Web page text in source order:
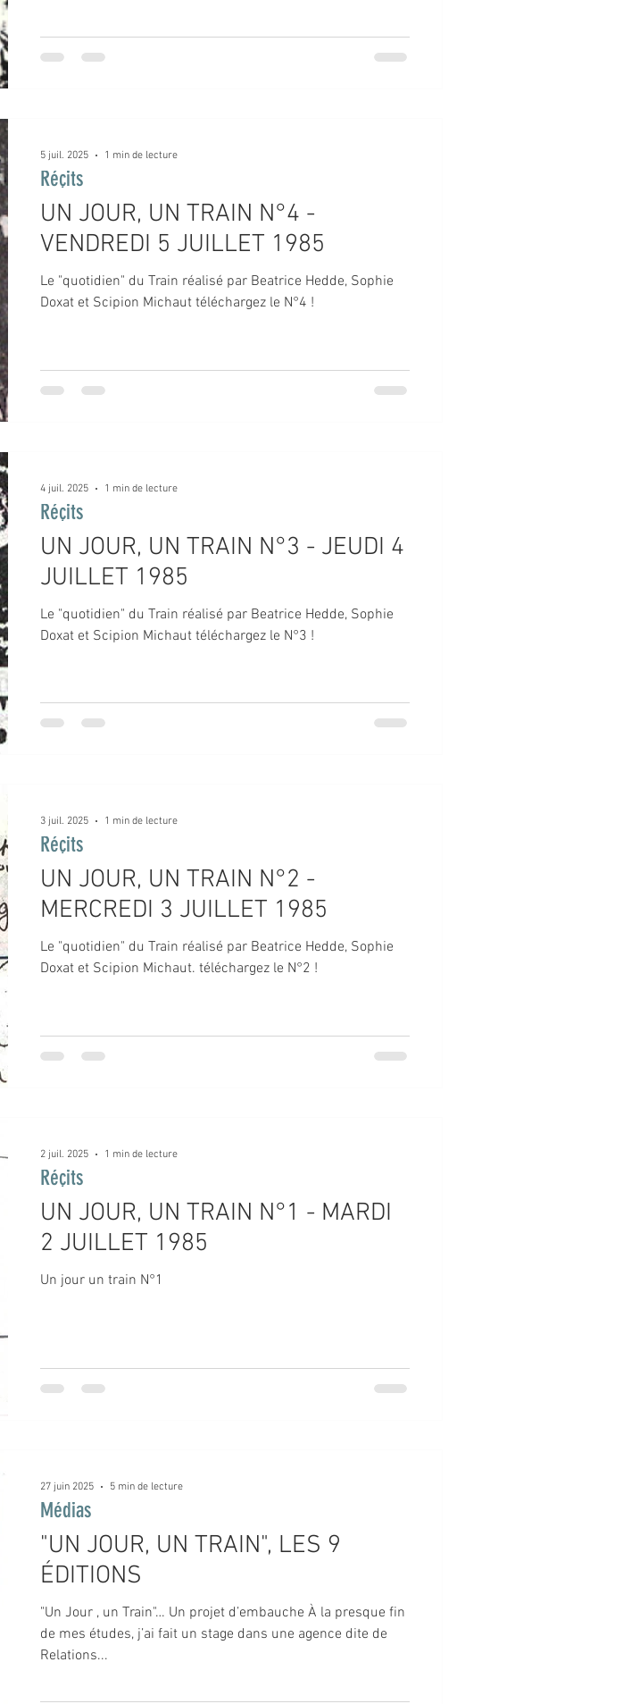
UN JOUR, UN TRAIN N°4 -
VENDREDI 5 JUILLET 1985
Le "quotidien" du Train réalisé par Beatrice Hedde, Sophie
Doxat et Scipion Michaut téléchargez le N°4 !
Réçits
5 juil. 2025 1 min de lecture
UN JOUR, UN TRAIN N°3 - JEUDI 4
JUILLET 1985
Le "quotidien" du Train réalisé par Beatrice Hedde, Sophie
Doxat et Scipion Michaut téléchargez le N°3 !
Réçits
4 juil. 2025 1 min de lecture
UN JOUR, UN TRAIN N°2 -
MERCREDI 3 JUILLET 1985
Le "quotidien" du Train réalisé par Beatrice Hedde, Sophie
Doxat et Scipion Michaut. téléchargez le N°2 !
Réçits
3 juil. 2025 1 min de lecture
UN JOUR, UN TRAIN N°1 - MARDI
2 JUILLET 1985
Un jour un train N°1
Réçits
2 juil. 2025 1 min de lecture
"UN JOUR, UN TRAIN", LES 9
ÉDITIONS
"Un Jour , un Train"… Un projet d’embauche À la presque fin
de mes études, j’ai fait un stage dans une agence dite de
Relations...
Médias
27 juin 2025 5 min de lecture